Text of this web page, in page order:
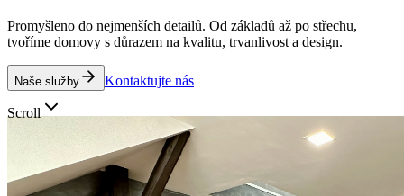
Promyšleno do nejmenších detailů. Od základů až po střechu,
tvoříme domovy s důrazem na kvalitu, trvanlivost a design.
Naše služby
Kontaktujte nás
Scroll